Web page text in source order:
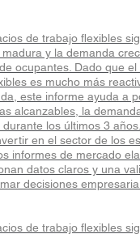
de trabajo flexibles
y la demanda
ocupantes. Dado que
es mucho más
este informe ayuda a
alcanzables, la
los últimos 3
en el sector de los
informes de mercado
datos claros y una
decisiones
de trabajo flexibles